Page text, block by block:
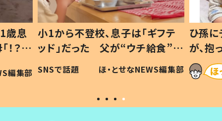
歳息
？」
編集部
小1から不登校、息子は「ギフテ
ッド」だった 父が“ウチ給食”を
作り続ける理由とは #令和の親
#令和の子
SNSで話題 ほ・とせなNEWS編集部
ひ孫
が、
「涙が
い」